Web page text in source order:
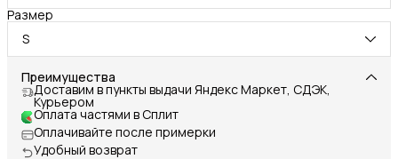
Размер
S
Преимущества
Доставим в пункты выдачи Яндекс Маркет, СДЭК,
Курьером
Оплата частями в Сплит
Оплачивайте после примерки
Удобный возврат